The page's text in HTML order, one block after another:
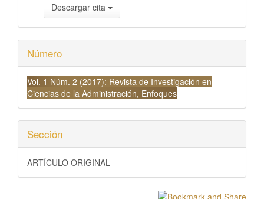
Descargar cita
Número
Vol. 1 Núm. 2 (2017): Revista de Investigación en
Ciencias de la Administración, Enfoques
Sección
ARTÍCULO ORIGINAL